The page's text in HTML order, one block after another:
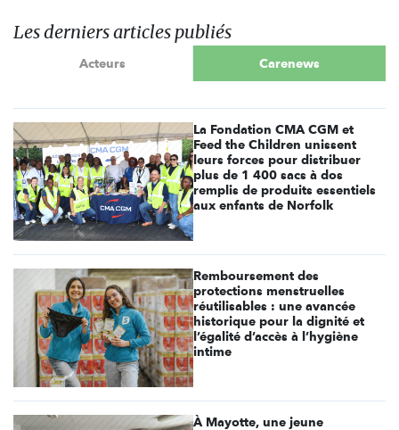
Les derniers articles publiés
Acteurs Carenews
La Fondation CMA CGM et
Feed the Children unissent
leurs forces pour distribuer
plus de 1 400 sacs à dos
remplis de produits essentiels
aux enfants de Norfolk
Remboursement des
protections menstruelles
réutilisables : une avancée
historique pour la dignité et
l’égalité d’accès à l’hygiène
intime
À Mayotte, une jeune